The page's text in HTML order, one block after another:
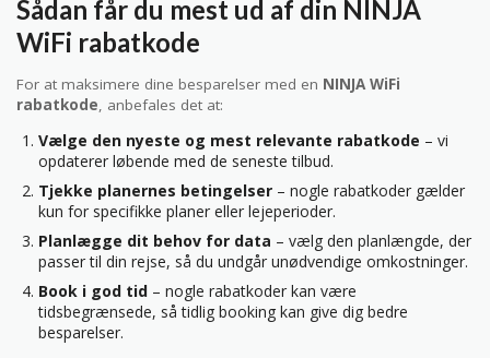
Sådan får du mest ud af din NINJA
WiFi rabatkode
For at maksimere dine besparelser med en NINJA WiFi
rabatkode, anbefales det at:
Vælge den nyeste og mest relevante rabatkode – vi
opdaterer løbende med de seneste tilbud.
Tjekke planernes betingelser – nogle rabatkoder gælder
kun for specifikke planer eller lejeperioder.
Planlægge dit behov for data – vælg den planlængde, der
passer til din rejse, så du undgår unødvendige omkostninger.
Book i god tid – nogle rabatkoder kan være
tidsbegrænsede, så tidlig booking kan give dig bedre
besparelser.